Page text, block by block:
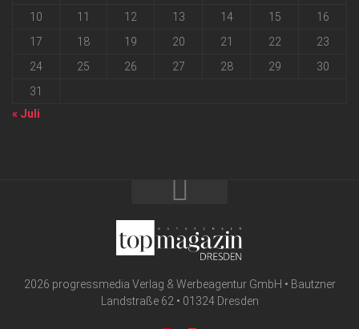
10
11 12 13 14 15
16
17
18 19 20 21 22
23
24
25 26 27 28 29
30
31
« Juli
2026 progressmedia Verlag & Werbeagentur GmbH • Bautzner
Landstraße 62 • 01324 Dresden